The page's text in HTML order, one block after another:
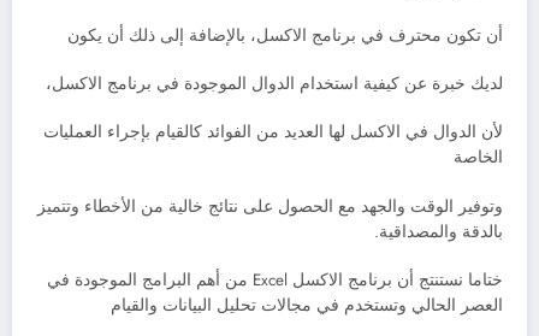
أن تكون محترف في برنامج الاكسل، بالإضافة إلى ذلك أن يكون
لديك خبرة عن كيفية استخدام الدوال الموجودة في برنامج الاكسل،
لأن الدوال في الاكسل لها العديد من الفوائد كالقيام بإجراء العمليات
الخاصة
وتوفير الوقت والجهد مع الحصول على نتائج خالية من الأخطاء وتتميز
بالدقة والمصداقية.
ختاما نستنتج أن برنامج الاكسل Excel من أهم البرامج الموجودة في
العصر الحالي وتستخدم في مجالات تحليل البيانات والقيام